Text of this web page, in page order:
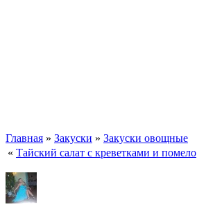
Главная » Закуски » Закуски овощные
« Тайский салат с креветками и помело